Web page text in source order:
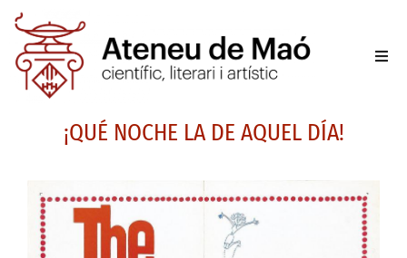
Sala
¡QUÉ NOCHE LA DE AQUEL DÍA!